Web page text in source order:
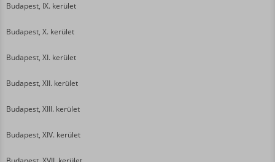
Budapest, IX. kerület
Budapest, X. kerület
Budapest, XI. kerület
Budapest, XII. kerület
Budapest, XIII. kerület
Budapest, XIV. kerület